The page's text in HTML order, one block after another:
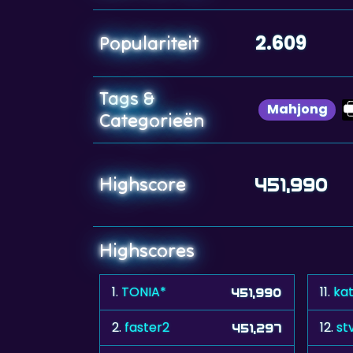
Populariteit 2.609
Tags &
Categorieën
Mahjong
Highscore 451,990
Highscores
1. TONIA* 451,990
2.faster2 451,297
11.
12.